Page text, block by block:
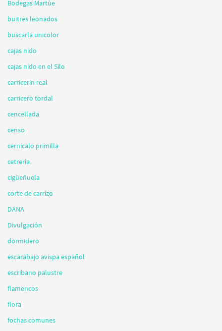
Bodegas Martúe
buitres leonados
buscarla unicolor
cajas nido
cajas nido en el Silo
carricerín real
carricero tordal
cencellada
censo
cernicalo primilla
cetrería
cigüeñuela
corte de carrizo
DANA
Divulgación
dormidero
escarabajo avispa español
escribano palustre
flamencos
flora
fochas comunes